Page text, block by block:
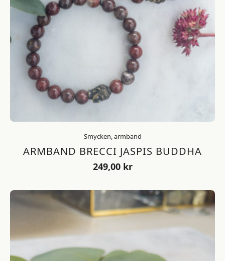
Smycken, armband
ARMBAND BRECCI JASPIS BUDDHA
249,00 kr